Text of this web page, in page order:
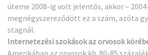
üteme 2008-ig volt jelentős, akkor –
megnégyszereződött ez a szám, azóta
stagnál.
Internetezési szokások az orvosok
Amerikában az orvosok kb. 80-85